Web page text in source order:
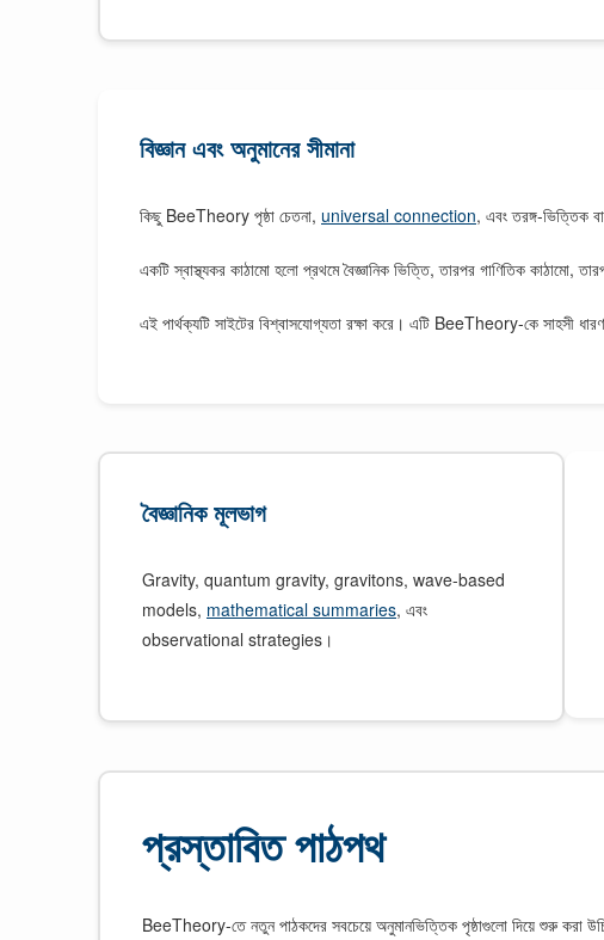
বিজ্ঞান এবং অনুমানের সীমানা
কিছু BeeTheory পৃষ্ঠা চেতনা, universal connection, এবং তরঙ্গ-ভিত্তিক
একটি স্বাস্থ্যকর কাঠামো হলো প্রথমে বৈজ্ঞানিক ভিত্তি, তারপর গাণিতিক কাঠামো,
এই পার্থক্যটি সাইটের বিশ্বাসযোগ্যতা রক্ষা করে। এটি BeeTheory-কে সাহসী
বৈজ্ঞানিক মূলভাগ
Gravity, quantum gravity, gravitons, wave-based
models, mathematical summaries, এবং
observational strategies।
প্রস্তাবিত পাঠপথ
BeeTheory-তে নতুন পাঠকদের সবচেয়ে অনুমানভিত্তিক পৃষ্ঠাগুলো দিয়ে শুরু